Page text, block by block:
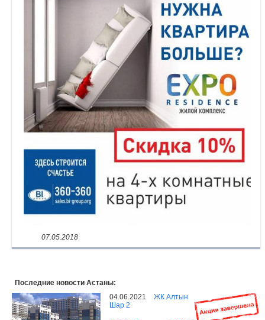
07.05.2018
Последние новости Астаны:
04.06.2021
ЖК Алтын
Шар 2